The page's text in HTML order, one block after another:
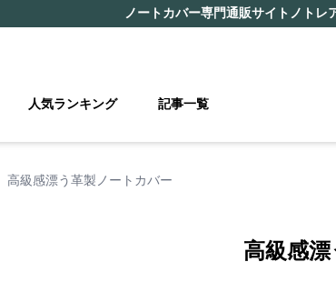
ノートカバー専門通販サイト ノトレ
人気ランキング 記事一覧
高級感漂う革製ノートカバー
高級感